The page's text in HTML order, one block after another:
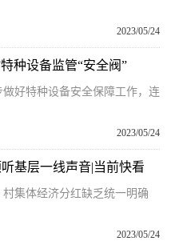
2023/05/24
种设备监管“安全阀”
好特种设备安全保障工作，连
2023/05/24
基层一线声音|当前快看
集体经济分红缺乏统一明确
2023/05/24